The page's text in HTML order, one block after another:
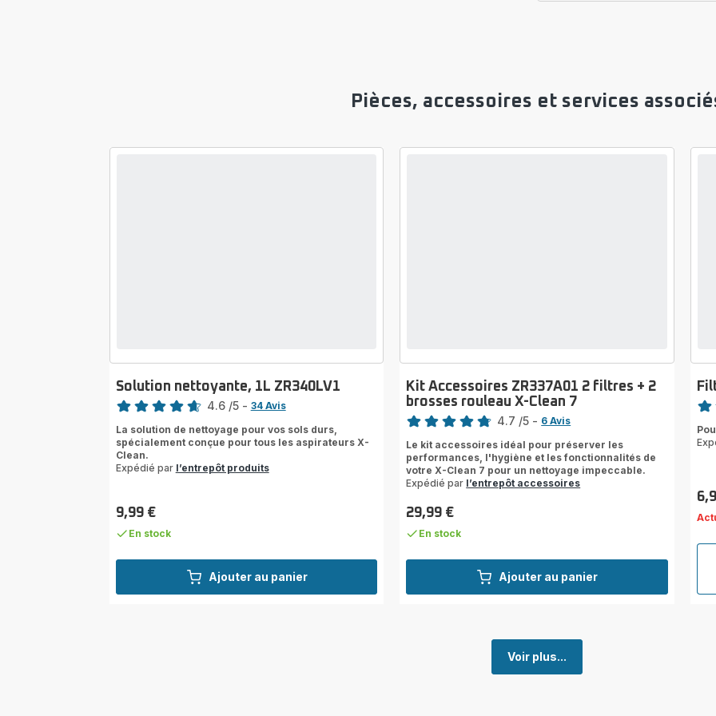
Pièces, accessoires et services
Ajouter au panier
Solution nettoyante, 1L ZR340LV1
Note
4.6 /5 - 34 Avis
La solution de nettoyage pour vos sols durs,
spécialement conçue pour tous les aspirateurs X-
Clean.
Expédié par l’entrepôt produits
Prix
9,99 €
En stock
Ajouter au panier
Kit Accessoires ZR337A01 2 filtres + 2
brosses rouleau X-Clean 7
Note
4.7 /5 - 6 Avis
Le kit accessoires idéal pour préserver les
performances, l'hygiène et les fonctionnalités de
votre X-Clean 7 pour un nettoyage impeccable.
Expédié par l’entrepôt accessoires
Prix
29,99 €
En stock
Note
5
Prix
Voir plus...